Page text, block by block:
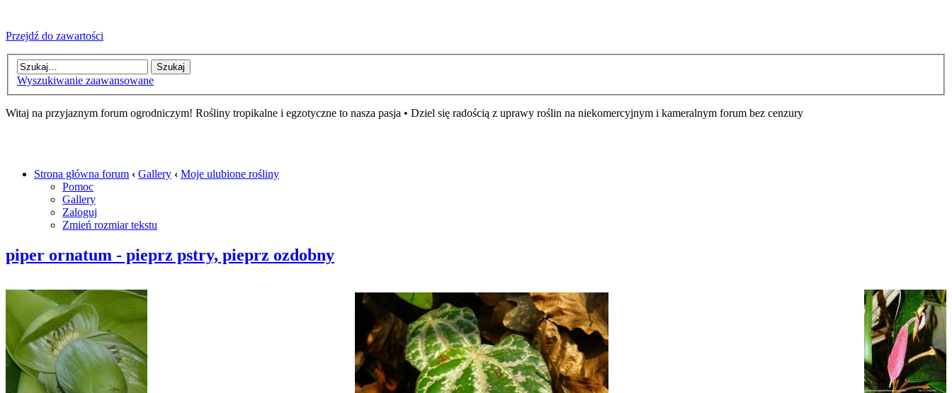
Przejdź do zawartości
Wyszukiwanie zaawansowane
Witaj na przyjaznym forum ogrodniczym! Rośliny tropikalne i egzotyczne to nasza pasja • Dziel się radością z uprawy roślin na niekomercyjnym i kameralnym forum bez cenzury
Strona główna forum ‹ Gallery ‹ Moje ulubione rośliny
Pomoc
Gallery
Zaloguj
Zmień rozmiar tekstu
piper ornatum - pieprz pstry, pieprz ozdobny